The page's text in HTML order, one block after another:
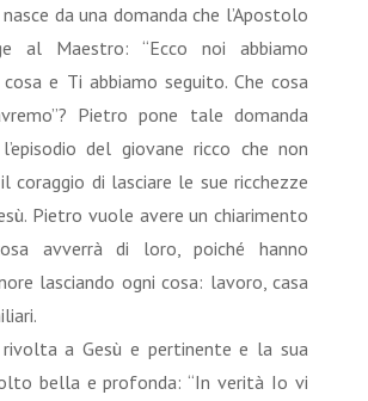
da una domanda che l’Apostolo
al Maestro: “Ecco noi abbiamo
e Ti abbiamo seguito. Che cosa
Pietro pone tale domanda
del giovane ricco che non
coraggio di lasciare le sue ricchezze
Pietro vuole avere un chiarimento
avverrà di loro, poiché hanno
lasciando ogni cosa: lavoro, casa
rivolta a Gesù e pertinente e la sua
bella e profonda: “In verità Io vi